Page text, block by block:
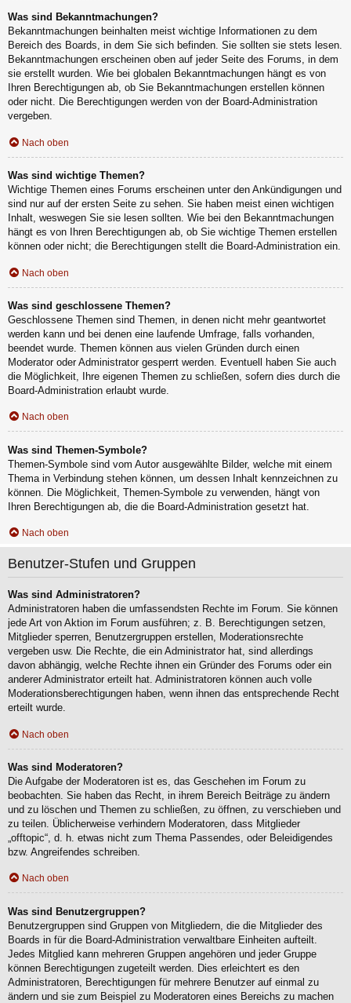
Was sind Bekanntmachungen?
Bekanntmachungen beinhalten meist wichtige Informationen zu dem
Bereich des Boards, in dem Sie sich befinden. Sie sollten sie stets lesen.
Bekanntmachungen erscheinen oben auf jeder Seite des Forums, in dem
sie erstellt wurden. Wie bei globalen Bekanntmachungen hängt es von
Ihren Berechtigungen ab, ob Sie Bekanntmachungen erstellen können
oder nicht. Die Berechtigungen werden von der Board-Administration
vergeben.
Nach oben
Was sind wichtige Themen?
Wichtige Themen eines Forums erscheinen unter den Ankündigungen und
sind nur auf der ersten Seite zu sehen. Sie haben meist einen wichtigen
Inhalt, weswegen Sie sie lesen sollten. Wie bei den Bekanntmachungen
hängt es von Ihren Berechtigungen ab, ob Sie wichtige Themen erstellen
können oder nicht; die Berechtigungen stellt die Board-Administration ein.
Nach oben
Was sind geschlossene Themen?
Geschlossene Themen sind Themen, in denen nicht mehr geantwortet
werden kann und bei denen eine laufende Umfrage, falls vorhanden,
beendet wurde. Themen können aus vielen Gründen durch einen
Moderator oder Administrator gesperrt werden. Eventuell haben Sie auch
die Möglichkeit, Ihre eigenen Themen zu schließen, sofern dies durch die
Board-Administration erlaubt wurde.
Nach oben
Was sind Themen-Symbole?
Themen-Symbole sind vom Autor ausgewählte Bilder, welche mit einem
Thema in Verbindung stehen können, um dessen Inhalt kennzeichnen zu
können. Die Möglichkeit, Themen-Symbole zu verwenden, hängt von
Ihren Berechtigungen ab, die die Board-Administration gesetzt hat.
Nach oben
Benutzer-Stufen und Gruppen
Was sind Administratoren?
Administratoren haben die umfassendsten Rechte im Forum. Sie können
jede Art von Aktion im Forum ausführen; z. B. Berechtigungen setzen,
Mitglieder sperren, Benutzergruppen erstellen, Moderationsrechte
vergeben usw. Die Rechte, die ein Administrator hat, sind allerdings
davon abhängig, welche Rechte ihnen ein Gründer des Forums oder ein
anderer Administrator erteilt hat. Administratoren können auch volle
Moderationsberechtigungen haben, wenn ihnen das entsprechende Recht
erteilt wurde.
Nach oben
Was sind Moderatoren?
Die Aufgabe der Moderatoren ist es, das Geschehen im Forum zu
beobachten. Sie haben das Recht, in ihrem Bereich Beiträge zu ändern
und zu löschen und Themen zu schließen, zu öffnen, zu verschieben und
zu teilen. Üblicherweise verhindern Moderatoren, dass Mitglieder
„offtopic“, d. h. etwas nicht zum Thema Passendes, oder Beleidigendes
bzw. Angreifendes schreiben.
Nach oben
Was sind Benutzergruppen?
Benutzergruppen sind Gruppen von Mitgliedern, die die Mitglieder des
Boards in für die Board-Administration verwaltbare Einheiten aufteilt.
Jedes Mitglied kann mehreren Gruppen angehören und jeder Gruppe
können Berechtigungen zugeteilt werden. Dies erleichtert es den
Administratoren, Berechtigungen für mehrere Benutzer auf einmal zu
ändern und sie zum Beispiel zu Moderatoren eines Bereichs zu machen